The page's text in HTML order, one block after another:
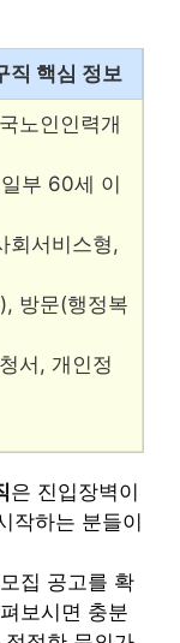
직 핵심 정보
노인인력개
부 60세 이
회서비스형,
방문(행정복
서, 개인정
은 진입장벽이
작하는 분들이
집 공고를 확
보시면 충분